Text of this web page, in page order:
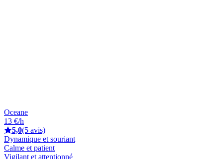
Oceane
13 €/h
5,0(5 avis)
Dynamique et souriant
Calme et patient
Vigilant et attentionné